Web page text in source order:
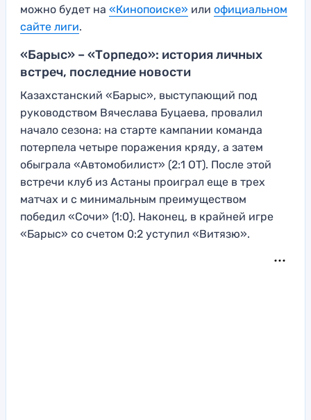
можно будет на «Кинопоиске» или официальном
сайте лиги.
«Барыс» – «Торпедо»: история личных
встреч, последние новости
Казахстанский «Барыс», выступающий под
руководством Вячеслава Буцаева, провалил
начало сезона: на старте кампании команда
потерпела четыре поражения кряду, а затем
обыграла «Автомобилист» (2:1 ОТ). После этой
встречи клуб из Астаны проиграл еще в трех
матчах и с минимальным преимуществом
победил «Сочи» (1:0). Наконец, в крайней игре
«Барыс» со счетом 0:2 уступил «Витязю».